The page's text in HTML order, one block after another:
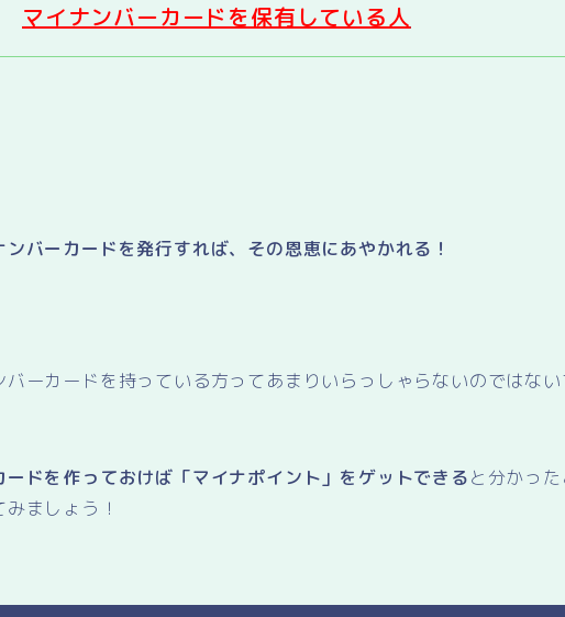
マイナンバーカードを保有している人
バーカードを発行すれば、その恩恵にあやかれる！
ーカードを持っている方ってあまりいらっしゃらないのではない
ドを作っておけば「マイナポイント」をゲットできると分かっ
ましょう！